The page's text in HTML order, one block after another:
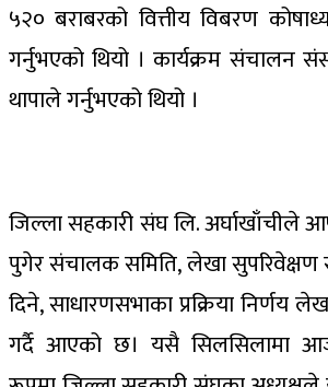
५२० बराबरको वित्तीय विबरण
गर्नुभएको थियो । कार्यक्रम संचालन
थापाले गर्नुभएको थियो ।
जिल्ला सहकारी संघ लि. अर्घाखाँचीले
पुगेर संचालक समिति, लेखा सुपरिवेक्षण
दिने, साधारणसभाका प्रक्रिया निर्णय
गर्दै आएको छ। यसै सिलसिलामा